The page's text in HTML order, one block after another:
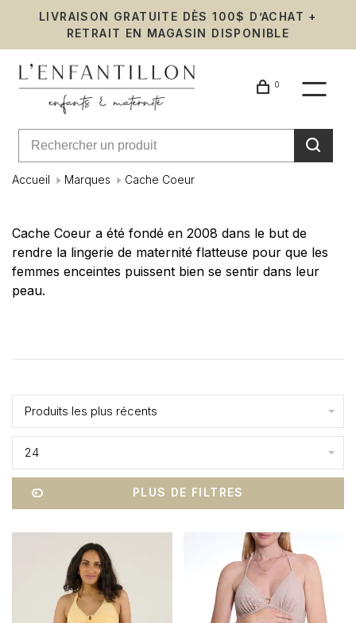
LIVRAISON GRATUITE DÈS 100$ D’ACHAT +
RETRAIT EN MAGASIN DISPONIBLE
0
Accueil Marques Cache Coeur
Cache
Coeur
Cache Coeur a été fondé en 2008 dans le but de
rendre la lingerie de maternité flatteuse pour que les
femmes enceintes puissent bien se sentir dans leur
peau.
Produits les plus récents
24
PLUS DE FILTRES